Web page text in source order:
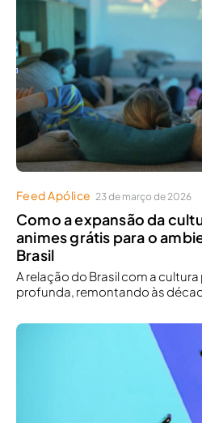
Feed Apólice 23 de março de 2026
Como a expansão da
animes grátis para o
Brasil
A relação do Brasil com a
profunda, remontando às